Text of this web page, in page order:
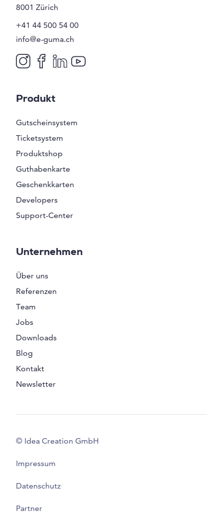
8001 Zürich
+41 44 500 54 00
info@e-guma.ch
Produkt
Gutscheinsystem
Ticketsystem
Produktshop
Guthabenkarte
Geschenkkarten
Developers
Support-Center
Unternehmen
Über uns
Referenzen
Team
Jobs
Downloads
Blog
Kontakt
Newsletter
© Idea Creation GmbH
Impressum
Datenschutz
Partner